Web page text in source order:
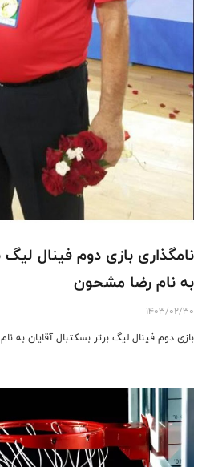
نامگذاری بازی‌ دوم فینال لیگ
به نام رضا مشحون
1403/02/30
بازی دوم فینال لیگ برتر بسکتبال آقایان به